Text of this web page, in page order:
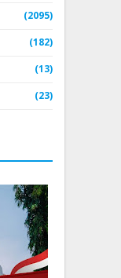
(2095)
(182)
(13)
(23)